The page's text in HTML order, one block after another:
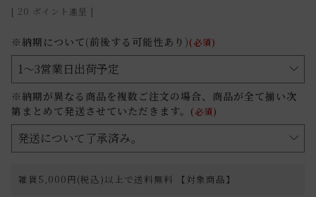
[ 20 ポイント進呈 ]
※納期について(前後する可能性あり)(必須)
※納期が異なる商品を複数ご注文の場合、商品が全て揃い次
第まとめて発送させていただきます。
(必須)
雑貨5,000円(税込)以上で送料無料 【対象商品】